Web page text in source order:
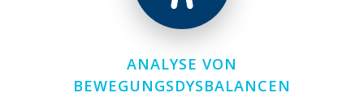
ANALYSE VON
BEWEGUNGSDYSBALANCEN